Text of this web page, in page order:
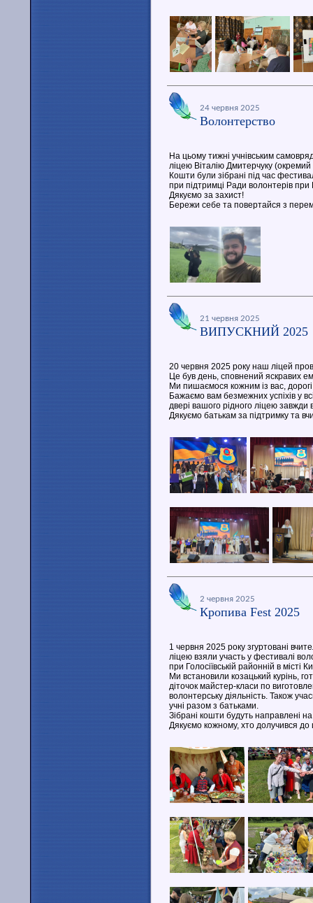
24 червня 2025
Волонтерство
На цьому тижні учнівським
ліцею Віталію Дмитерчуку
Кошти були зібрані під час
при підтримці Ради волонтерів при
Дякуємо за захист!
Бережи себе та повертайся з
21 червня 2025
ВИПУСКНИЙ 2025
20 червня 2025 року наш ліцей
Це був день, сповнений яскравих
Ми пишаємося кожним із вас,
Бажаємо вам безмежних успіхів у
двері вашого рідного ліцею завжди
Дякуємо батькам за підтримку та
2 червня 2025
Кропива Fest 2025
1 червня 2025 року згуртовані
ліцею взяли участь у фестивалі
при Голосіївській районній в місті
Ми встановили козацький курінь,
діточок майстер-класи по
волонтерську діяльність. Також
учні разом з батьками.
Зібрані кошти будуть направлені
Дякуємо кожному, хто долучився до